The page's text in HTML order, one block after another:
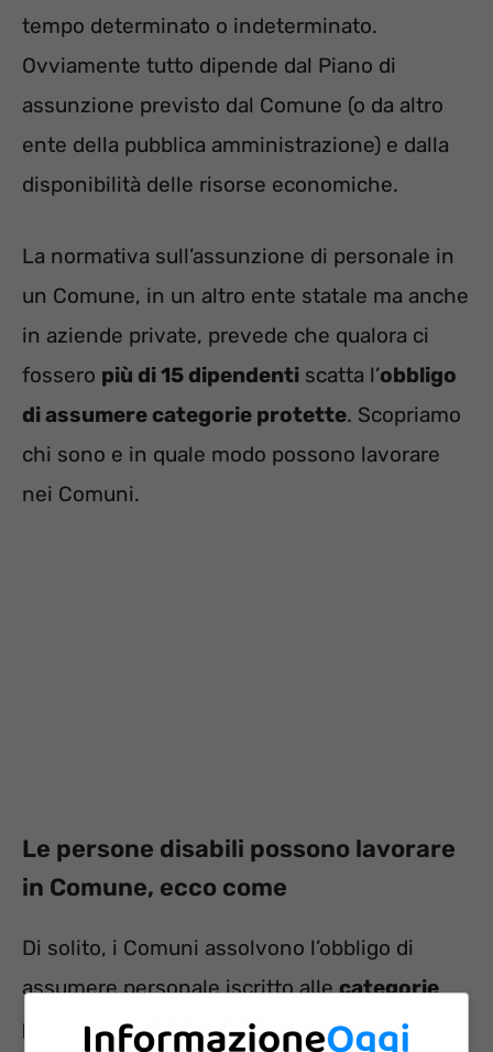
tempo determinato o indeterminato.
Ovviamente tutto dipende dal Piano di
assunzione previsto dal Comune (o da altro
ente della pubblica amministrazione) e dalla
disponibilità delle risorse economiche.
La normativa sull’assunzione di personale in
un Comune, in un altro ente statale ma anche
in aziende private, prevede che qualora ci
fossero più di 15 dipendenti scatta l’obbligo
di assumere categorie protette. Scopriamo
chi sono e in quale modo possono lavorare
nei Comuni.
Le persone disabili possono lavorare
in Comune, ecco come
Di solito, i Comuni assolvono l’obbligo di
assumere personale iscritto allecategorie
protetteriservando dei posti all’interno del